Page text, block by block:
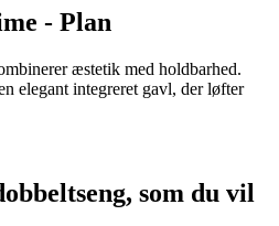
- Plan
æstetik med holdbarhed.
elegant integreret gavl, der løfter
som du vil